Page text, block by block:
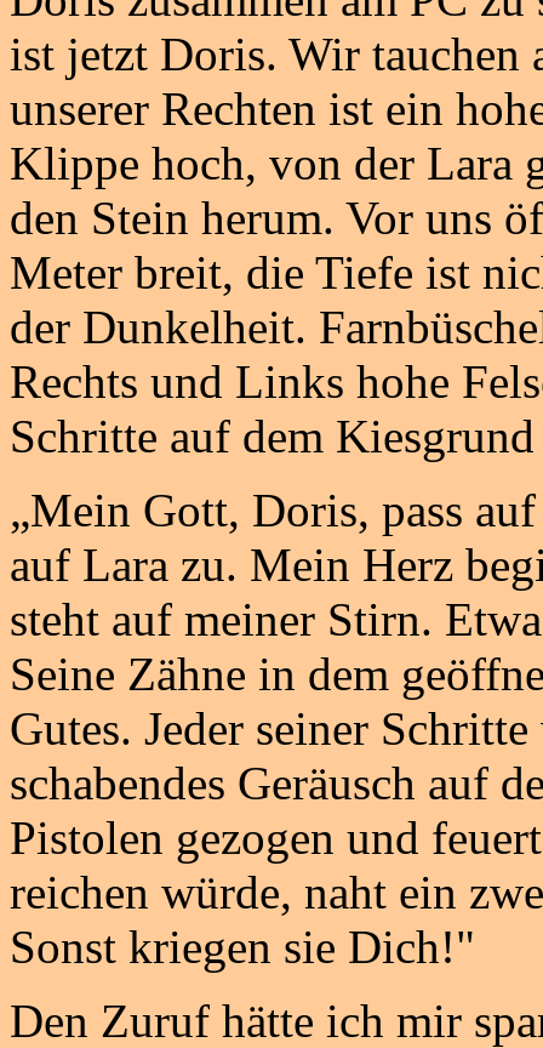
ist jetzt Doris. Wir tauchen
unserer Rechten ist ein
Klippe hoch, von der Lara
den Stein herum. Vor uns
Meter breit, die Tiefe ist
der Dunkelheit.
Rechts und Links hohe
Schritte auf dem
„Mein Gott, Doris, pass
auf Lara zu. Mein Herz
steht auf meiner Stirn.
Seine Zähne in dem
Gutes. Jeder seiner
schabendes Geräusch auf
Pistolen gezogen und
reichen würde, naht ein
Sonst kriegen sie Dich!"
Den Zuruf hätte ich mir